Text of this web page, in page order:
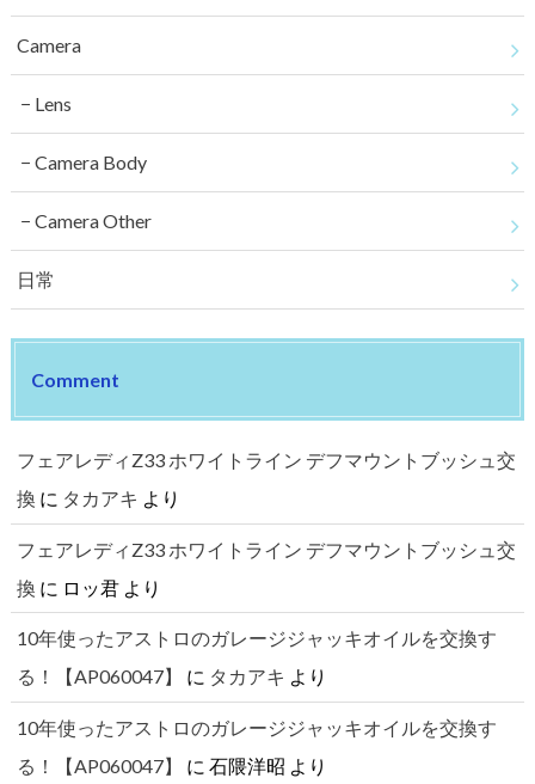
Camera
Lens
Camera Body
Camera Other
日常
Comment
フェアレディZ33 ホワイトライン デフマウントブッシュ交
換 に タカアキ より
フェアレディZ33 ホワイトライン デフマウントブッシュ交
換 に ロッ君より
10年使ったアストロのガレージジャッキオイルを交換す
る！【AP060047】
に タカアキ より
10年使ったアストロのガレージジャッキオイルを交換す
る！【AP060047】
に 石隈洋昭 より